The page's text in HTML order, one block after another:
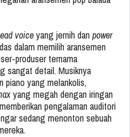
voiceyang jernih dan power
dalam memilih aransemen
produser ternama
sangat detail. Musiknya
piano yang melankolis,
yang megah dengan iringan
pengalaman auditori
sedang menonton sebuah